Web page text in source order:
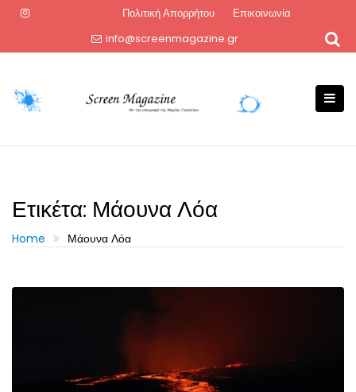
Πολιτική Απορρήτου
Επικοινωνία
info@screenmagazine.gr
Ετικέτα: Μάουνα Λόα
Home Μάουνα Λόα